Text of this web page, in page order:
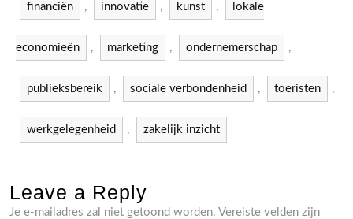
financiën , innovatie , kunst , lokale
economieën , marketing , ondernemerschap ,
publieksbereik , sociale verbondenheid , toeristen ,
werkgelegenheid , zakelijk inzicht
Leave a Reply
Je e-mailadres zal niet getoond worden. Vereiste velden zijn